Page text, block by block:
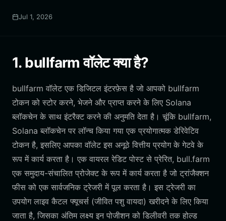
Jul 1, 2026
1. bullfarm वॉलेट क्या है?
bullfarm वॉलेट एक डिजिटल इंटरफ़ेस है जो आपको bullfarm
टोकन को स्टोर करने, भेजने और प्राप्त करने के लिए Solana
ब्लॉकचेन के साथ इंटरैक्ट करने की अनुमति देता है। चूंकि bullfarm,
Solana ब्लॉकचेन पर लॉन्च किया गया एक प्रयोगात्मक डेरिवेटिव
टोकन है, इसलिए आपका वॉलेट इस अनूठे वित्तीय प्रयोग के गेटवे के
रूप में कार्य करता है। एक वायरल रेडिट पोस्ट से प्रेरित, bull.farm
एक समुदाय-संचालित प्रोजेक्ट के रूप में कार्य करता है जो ट्रांजैक्शन
फीस को एक सार्वजनिक ट्रेजरी में पूल करता है। इस ट्रेजरी का
उपयोग लाइव कैटल फ्यूचर्स (जीवित पशु वायदा) खरीदने के लिए किया
जाता है, जिसका अंतिम लक्ष्य इन पोजीशन को डिलीवरी तक होल्ड